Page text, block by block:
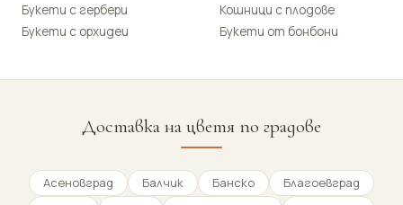
Букети с гербери
Букети с орхидеи
Кошници с плодове
Букети от бонбони
Доставка на цветя по градове
Асеновград Балчик Банско
Благоевград